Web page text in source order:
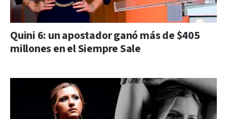
Quini 6: un apostador ganó más de $405
millones en el Siempre Sale